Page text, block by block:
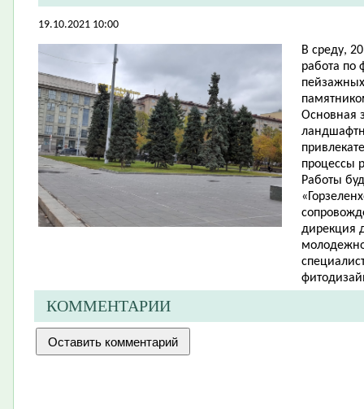
19.10.2021 10:00
В среду,
работа по
Основная
процессы
Работы
дирекция
КОММЕНТАРИИ